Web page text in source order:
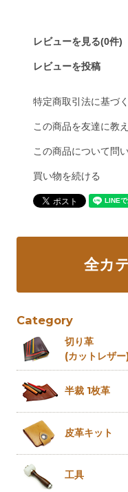
レビューを見る(0件)
レビューを投稿
特定商取引法に基づ
この商品を友達に教
この商品について問
買い物を続ける
全カ
Category
切り革
(カットレザ
半裁 1枚革
皮革キット
工具